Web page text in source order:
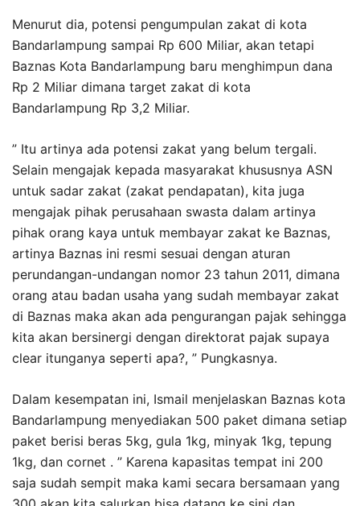
Menurut dia, potensi pengumpulan zakat di kota
Bandarlampung sampai Rp 600 Miliar, akan tetapi
Baznas Kota Bandarlampung baru menghimpun dana
Rp 2 Miliar dimana target zakat di kota
Bandarlampung Rp 3,2 Miliar.
” Itu artinya ada potensi zakat yang belum tergali.
Selain mengajak kepada masyarakat khususnya ASN
untuk sadar zakat (zakat pendapatan), kita juga
mengajak pihak perusahaan swasta dalam artinya
pihak orang kaya untuk membayar zakat ke Baznas,
artinya Baznas ini resmi sesuai dengan aturan
perundangan-undangan nomor 23 tahun 2011, dimana
orang atau badan usaha yang sudah membayar zakat
di Baznas maka akan ada pengurangan pajak sehingga
kita akan bersinergi dengan direktorat pajak supaya
clear itunganya seperti apa?, ” Pungkasnya.
Dalam kesempatan ini, Ismail menjelaskan Baznas kota
Bandarlampung menyediakan 500 paket dimana setiap
paket berisi beras 5kg, gula 1kg, minyak 1kg, tepung
1kg, dan cornet . ” Karena kapasitas tempat ini 200
saja sudah sempit maka kami secara bersamaan yang